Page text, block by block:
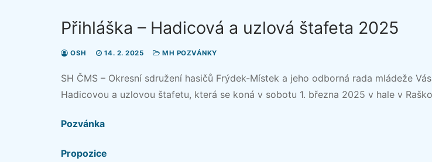
Přihláška – Hadicová a uzlová štafeta 2025
OSH 14. 2. 2025 MH POZVÁNKY
SH ČMS – Okresní sdružení hasičů Frýdek-Místek a jeho odborná rada mládeže
Hadicovou a uzlovou štafetu, která se koná v sobotu 1. března 2025 v hale v
Pozvánka
Propozice